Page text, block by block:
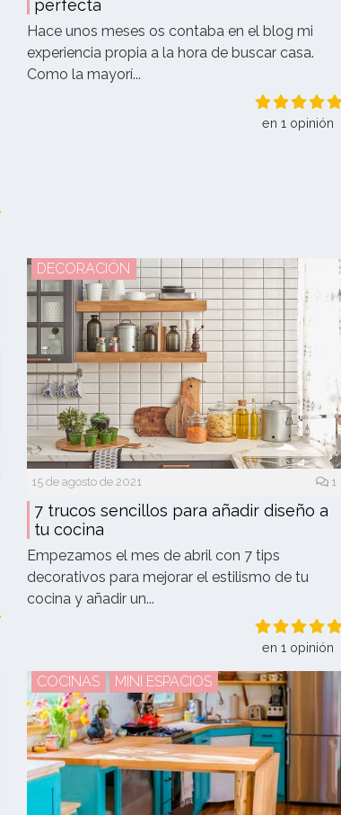
perfecta
Hace unos meses os contaba en el blog mi
experiencia propia a la hora de buscar casa.
Como la mayorí...
en 1 opinión
DECORACIÓN
15 de agosto de 2021 1
7 trucos sencillos para añadir diseño a
tu cocina
Empezamos el mes de abril con 7 tips
decorativos para mejorar el estilismo de tu
cocina y añadir un...
en 1 opinión
COCINAS MINI ESPACIOS